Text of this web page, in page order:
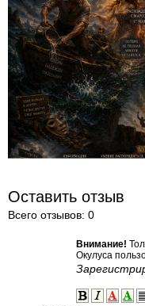
Оставить отзыв
Всего отзывов: 0
Внимание!
Окулуса